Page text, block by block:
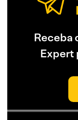
Receba
Expert